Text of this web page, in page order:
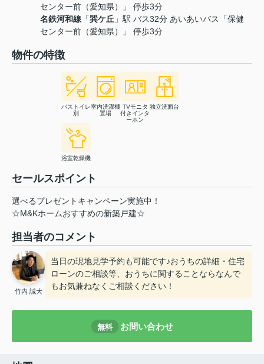
センター前（愛知県）」 停歩3分
名鉄河和線 「巽ケ丘 」駅 バス32分 あいあいバス「保健
センター前（愛知県）」 停歩3分
物件の特徴
バストイレ
別
室内洗濯機
置場
TVモニタ
付きインタ
ーホン
独立洗面台
浴室乾燥機
セールスポイント
選べるプレゼントキャンペーン実施中！
☆M&Kホームおすすめの新築戸建☆
担当者のコメント
竹内 誠大
当日の現地見学予約も可能です♪おうちの詳細・住宅
ローンのご相談等、おうちに関することならなんで
もお気兼ねなくご相談ください！
無料 お問い合わせ